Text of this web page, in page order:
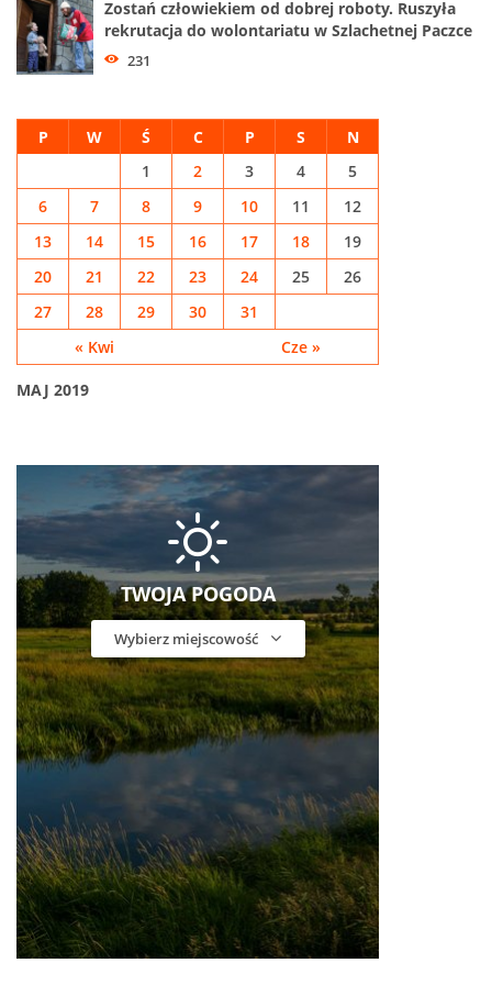
Zostań człowiekiem od dobrej roboty. Ruszyła
rekrutacja do wolontariatu w Szlachetnej Paczce
231
MAJ 2019
P W Ś C P S N
« Kwi Cze »
1 2 3 4
5
6
7 8 9 10 11
12
13
14 15 16 17 18
19
20
21 22 23 24 25
26
27
28 29 30 31
TWOJA POGODA
Wybierz miejscowość